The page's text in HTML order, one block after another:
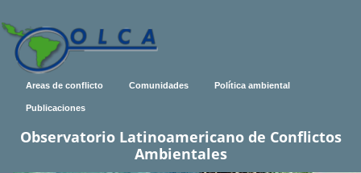
Areas de conflicto Comunidades Política ambiental
Publicaciones
Observatorio Latinoamericano de Conflictos
Ambientales